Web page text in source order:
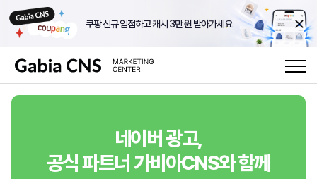
쿠팡 신규 입점하고 캐시 3만 원 받아가세요
도메인이 있다면,
홈페이지는 무료?
직접 하던 광고 그대로,
최대 640만원 혜택 받기
네이버 광고,
공식 파트너 가비아CNS와 함께
카카오 광고,
‘공식 파트너사’ 선정 🎉
다음이 더 기대되는
광고 솔루션, 다이애드
도메인이 있다면,
홈페이지는 무료?
직접 하던 광고 그대로,
최대 640만원 혜택 받기